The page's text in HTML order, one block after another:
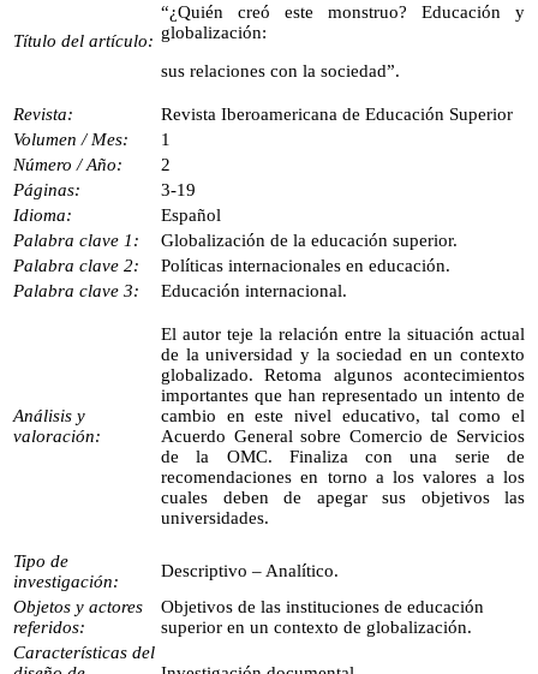
Título del artículo:
“¿Quién creó este monstruo? Educación y
globalización:
sus relaciones con la sociedad”.
Revista:
Revista Iberoamericana de Educación Superior
Volumen / Mes:
1
Número / Año:
2
Páginas:
3-19
Idioma:
Español
Palabra clave 1:
Globalización de la educación superior.
Palabra clave 2:
Políticas internacionales en educación.
Palabra clave 3:
Educación internacional.
Análisis y
valoración:
El autor teje la relación entre la situación actual
de la universidad y la sociedad en un contexto
globalizado. Retoma algunos acontecimientos
importantes que han representado un intento de
cambio en este nivel educativo, tal como el
Acuerdo General sobre Comercio de Servicios
de la OMC. Finaliza con una serie de
recomendaciones en torno a los valores a los
cuales deben de apegar sus objetivos las
universidades.
Tipo de
investigación:
Descriptivo – Analítico.
Objetos y actores
referidos:
Objetivos de las instituciones de educación
superior en un contexto de globalización.
Características del